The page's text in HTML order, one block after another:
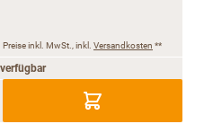
Preise inkl. MwSt., inkl. Versandkosten **